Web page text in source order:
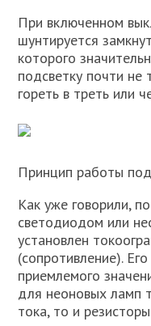
При включенном
шунтируется
которого
подсветку почти не
гореть в треть или
Принцип работы
Как уже говорили,
светодиодом или
установлен
(сопротивление).
приемлемого
для неоновых ламп
тока, то и